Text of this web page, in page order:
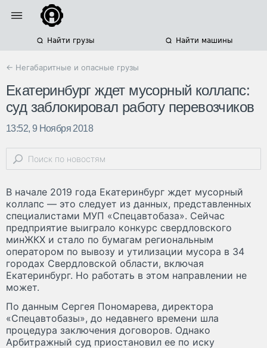
Найти грузы Найти машины
← Негабаритные и опасные грузы
Екатеринбург ждет мусорный коллапс:
суд заблокировал работу перевозчиков
13:52, 9 Ноября 2018
В начале 2019 года Екатеринбург ждет мусорный
коллапс — это следует из данных, представленных
специалистами МУП «Спецавтобаза». Сейчас
предприятие выиграло конкурс свердловского
минЖКХ и стало по бумагам региональным
оператором по вывозу и утилизации мусора в 34
городах Свердловской области, включая
Екатеринбург. Но работать в этом направлении не
может.
По данным Сергея Пономарева, директора
«Спецавтобазы», до недавнего времени шла
процедура заключения договоров. Однако
Арбитражный суд приостановил ее по иску